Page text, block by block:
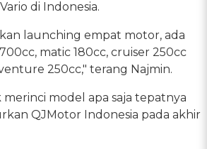
di Indonesia.
launching empat motor, ada
matic 180cc, cruiser 250cc
250cc," terang Najmin.
merinci model apa saja tepatnya
QJMotor Indonesia pada akhir